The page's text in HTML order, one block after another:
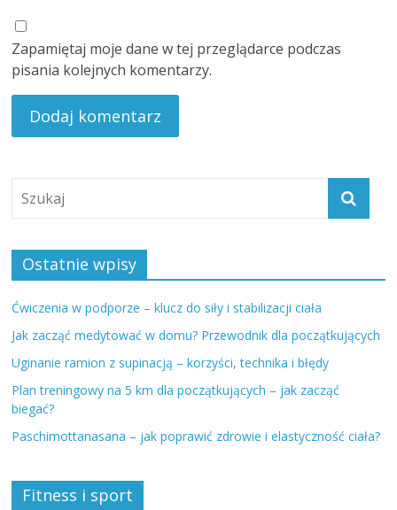
Zapamiętaj moje dane w tej przeglądarce podczas
pisania kolejnych komentarzy.
Ostatnie wpisy
Ćwiczenia w podporze – klucz do siły i stabilizacji ciała
Jak zacząć medytować w domu? Przewodnik dla początkujących
Uginanie ramion z supinacją – korzyści, technika i błędy
Plan treningowy na 5 km dla początkujących – jak zacząć
biegać?
Paschimottanasana – jak poprawić zdrowie i elastyczność ciała?
Fitness i sport